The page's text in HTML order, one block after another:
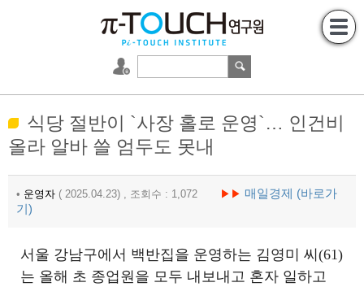
식당 절반이 `사장 홀로 운영`… 인건비
올라 알바 쓸 엄두도 못내
• 운영자 ( 2025.04.23) , 조회수 : 1,072 ▶▶ 매일경제 (바로가
기)
서울 강남구에서 백반집을 운영하는 김영미 씨(61)
는 올해 초 종업원을 모두 내보내고 혼자 일하고